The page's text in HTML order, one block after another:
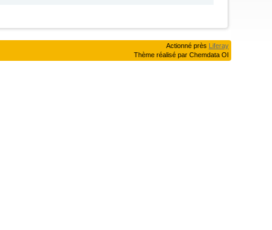
Actionné près Liferay
Thème réalisé par Chemdata OI